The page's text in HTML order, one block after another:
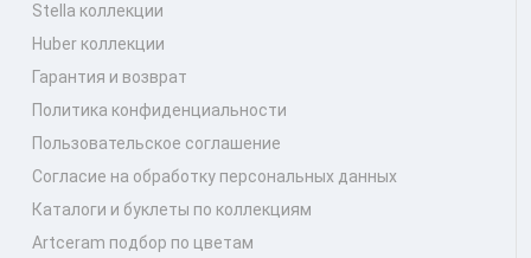
Stella коллекции
Huber коллекции
Гарантия и возврат
Политика конфиденциальности
Пользовательское соглашение
Согласие на обработку персональных данных
Каталоги и буклеты по коллекциям
Artceram подбор по цветам